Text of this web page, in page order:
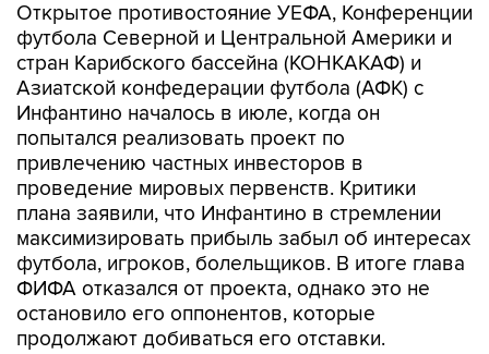
Открытое противостояние УЕФА, Конференции
футбола Северной и Центральной Америки и
стран Карибского бассейна (КОНКАКАФ) и
Азиатской конфедерации футбола (АФК) с
Инфантино началось в июле, когда он
попытался реализовать проект по
привлечению частных инвесторов в
проведение мировых первенств. Критики
плана заявили, что Инфантино в стремлении
максимизировать прибыль забыл об интересах
футбола, игроков, болельщиков. В итоге глава
ФИФА отказался от проекта, однако это не
остановило его оппонентов, которые
продолжают добиваться его отставки.